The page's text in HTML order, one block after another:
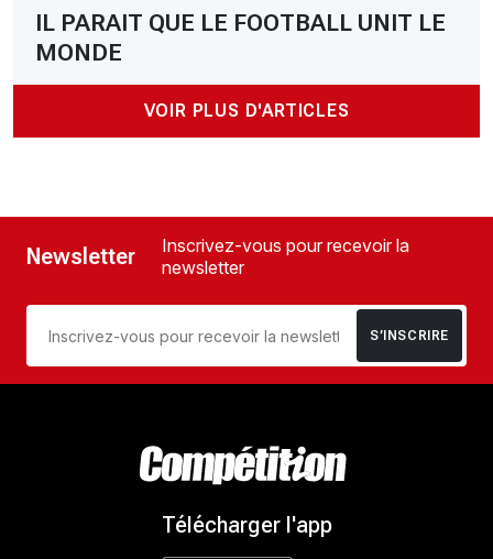
IL PARAIT QUE LE FOOTBALL UNIT LE
MONDE
VOIR PLUS D'ARTICLES
Newsletter
Inscrivez-vous pour recevoir la
newsletter
S’INSCRIRE
Télécharger l'app